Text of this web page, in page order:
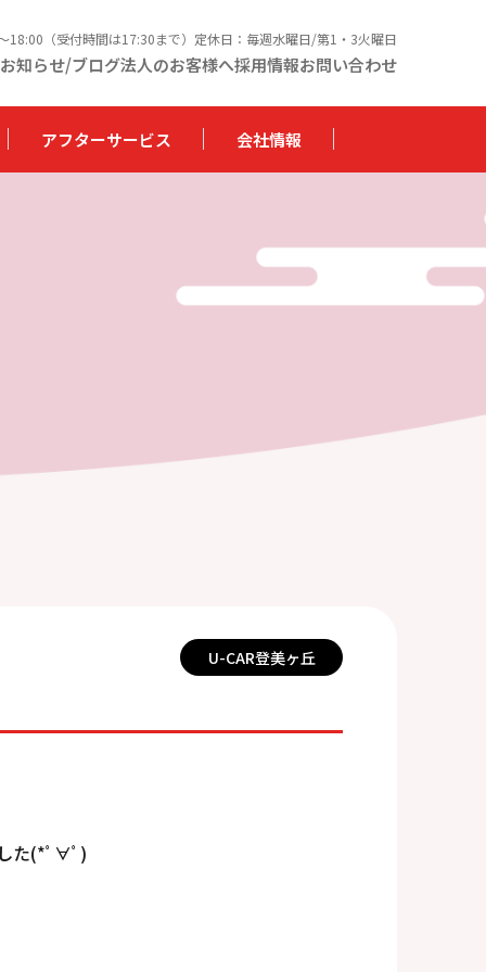
18:00（受付時間は17:30まで）定休日：毎週水曜日/第1・3火曜日
お知らせ/ブログ法人のお客様へ採用情報お問い合わせ
アフターサービス 会社情報
U-CAR登美ヶ丘
た(*ﾟ∀ﾟ)